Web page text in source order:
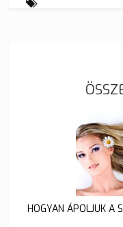
HOGYAN ÁPOLJUK A